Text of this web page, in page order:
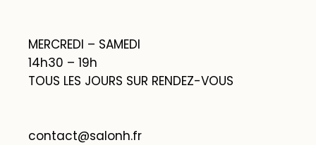
MERCREDI – SAMEDI
14h30 – 19h
TOUS LES JOURS SUR RENDEZ-VOUS
contact@salonh.fr